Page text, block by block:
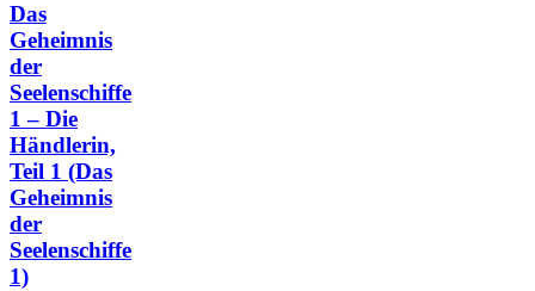
Das
Geheimnis
der
Seelenschiffe
1 – Die
Händlerin,
Teil 1 (Das
Geheimnis
der
Seelenschiffe
1)